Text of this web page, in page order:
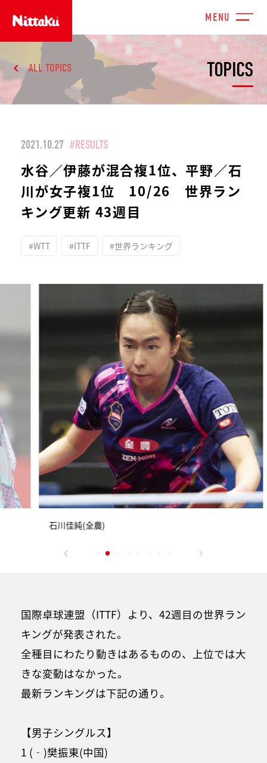
TOPICS
ALL TOPICS
2021.10.27 #RESULTS
水谷／伊藤が混合複1位、平野／石
川が女子複1位 10/26 世界ラン
キング更新 43週目
#WTT #ITTF #世界ランキング
石川佳純(全農)
国際卓球連盟（ITTF）より、42週目の世界ラン
キングが発表された。
全種目にわたり動きはあるものの、上位では大
きな変動はなかった。
最新ランキングは下記の通り。
【男子シングルス】
1 (‐)樊振東(中国)